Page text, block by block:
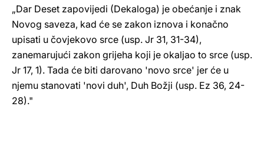
„Dar Deset zapovijedi (Dekaloga) je obećanje i znak
Novog saveza, kad će se zakon iznova i konačno
upisati u čovjekovo srce (usp. Jr 31, 31-34),
zanemarujući zakon grijeha koji je okaljao to srce (usp.
Jr 17, 1). Tada će biti darovano 'novo srce' jer će u
njemu stanovati 'novi duh', Duh Božji (usp. Ez 36, 24-
28)."